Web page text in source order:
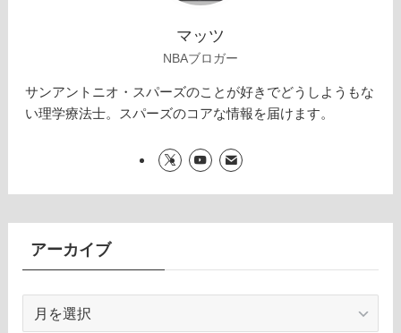
マッツ
NBAブロガー
サンアントニオ・スパーズのことが好きでどうしようもな
い理学療法士。スパーズのコアな情報を届けます。
アーカイブ